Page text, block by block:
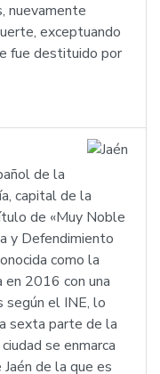
nuevamente
exceptuando
fue destituido por
de la
capital de la
de «Muy Noble
y Defendimiento
como la
en 2016 con una
el INE, lo
sexta parte de la
se enmarca
de la que es